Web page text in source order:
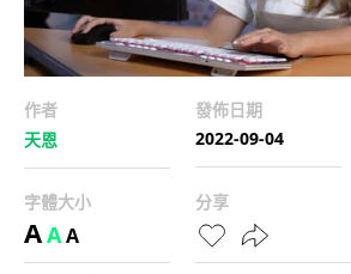
作者
天恩
發佈日期
2022-09-04
字體大小
AAA
分享